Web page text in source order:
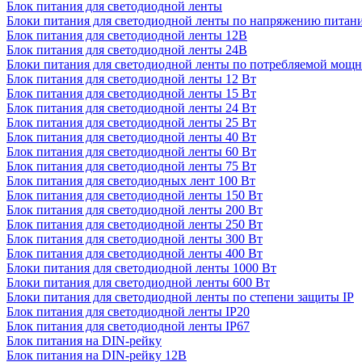
Блок питания для светодиодной ленты
Блоки питания для светодиодной ленты по напряжению
Блок питания для светодиодной ленты 12В
Блок питания для светодиодной ленты 24В
Блоки питания для светодиодной ленты по потребляемой
Блок питания для светодиодной ленты 12 Вт
Блок питания для светодиодной ленты 15 Вт
Блок питания для светодиодной ленты 24 Вт
Блок питания для светодиодной ленты 25 Вт
Блок питания для светодиодной ленты 40 Вт
Блок питания для светодиодной ленты 60 Вт
Блок питания для светодиодной ленты 75 Вт
Блок питания для светодиодных лент 100 Вт
Блок питания для светодиодной ленты 150 Вт
Блок питания для светодиодной ленты 200 Вт
Блок питания для светодиодной ленты 250 Вт
Блок питания для светодиодной ленты 300 Вт
Блок питания для светодиодной ленты 400 Вт
Блоки питания для светодиодной ленты 1000 Вт
Блоки питания для светодиодной ленты 600 Вт
Блоки питания для светодиодной ленты по степени защиты IP
Блок питания для светодиодной ленты IP20
Блок питания для светодиодной ленты IP67
Блок питания на DIN-рейку
Блок питания на DIN-рейку 12В